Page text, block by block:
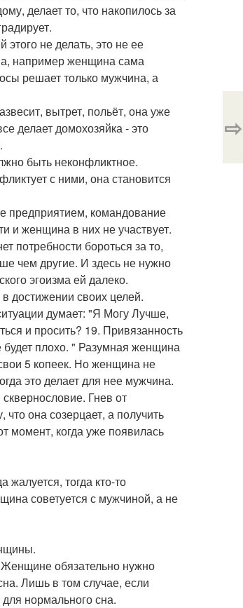
делает то, что накопилось за
не делать, это не ее
например женщина сама
решает только мужчина, а
вытрет, польёт, она уже
делает домохозяйка - это
быть неконфликтное.
с ними, она становится
предприятием, командование
и женщина в них не участвует.
потребности бороться за то,
чем другие. И здесь не нужно
эгоизма ей далеко.
достижении своих целей.
думает: "Я Могу Лучше,
и просить? 19. Привязанность
будет плохо. " Разумная женщина
5 копеек. Но женщина не
это делает для нее мужчина.
Гнев от
она созерцает, а получить
момент, когда уже появилась
тогда кто-то
советуется с мужчиной, а не
Женщине обязательно нужно
Лишь в том случае, если
нормального сна.
⇨